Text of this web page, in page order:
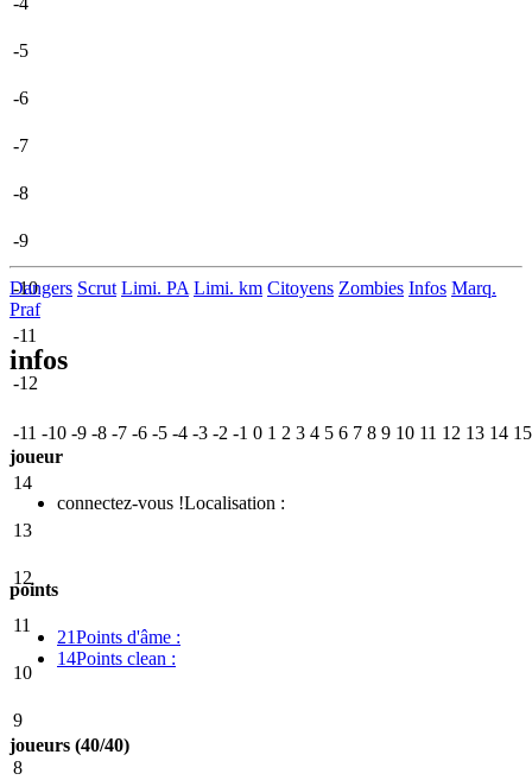
-5
-6
-7
-8
-9
-10
-11
-12
-11 -10 -9 -8 -7 -6 -5 -4 -3 -2 -1 0 1 2 3 4 5 6 7 8 9 10 11 12 13 14 15
14
13
12
11
10
9
8
Dangers Scrut Limi. PA Limi. km Citoyens Zombies Infos Marq.
Praf
infos
joueur
connectez-vous !Localisation :
points
21Points d'âme :
14Points clean :
joueurs (40/40)